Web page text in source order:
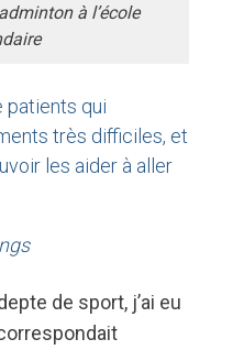
à l’école
patients qui
très difficiles, et
les aider à aller
de sport, j’ai eu